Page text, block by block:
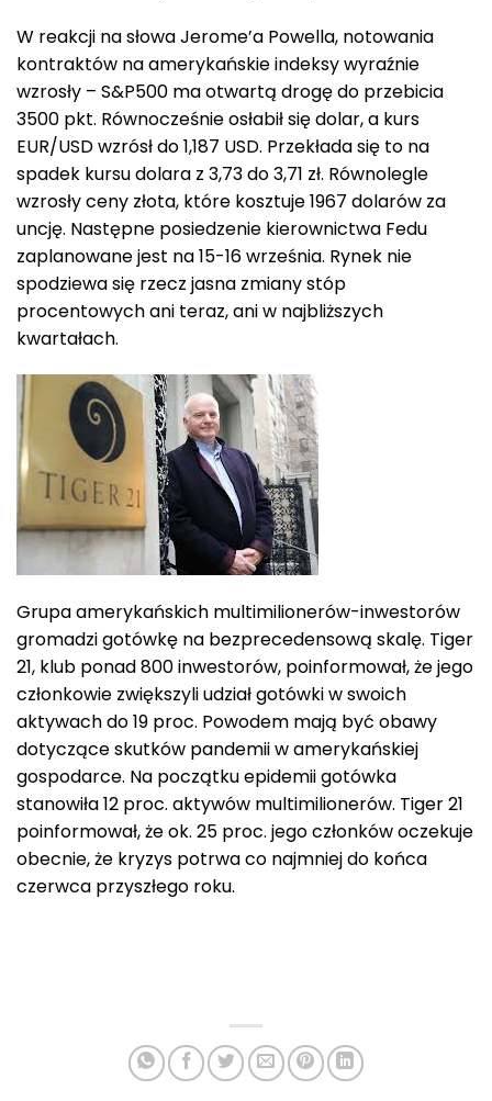
W reakcji na słowa Jerome’a Powella, notowania
kontraktów na amerykańskie indeksy wyraźnie
wzrosły – S&P500 ma otwartą drogę do przebicia
3500 pkt. Równocześnie osłabił się dolar, a kurs
EUR/USD wzrósł do 1,187 USD. Przekłada się to na
spadek kursu dolara z 3,73 do 3,71 zł. Równolegle
wzrosły ceny złota, które kosztuje 1967 dolarów za
uncję. Następne posiedzenie kierownictwa Fedu
zaplanowane jest na 15-16 września. Rynek nie
spodziewa się rzecz jasna zmiany stóp
procentowych ani teraz, ani w najbliższych
kwartałach.
Grupa amerykańskich multimilionerów-inwestorów
gromadzi gotówkę na bezprecedensową skalę. Tiger
21, klub ponad 800 inwestorów, poinformował, że jego
członkowie zwiększyli udział gotówki w swoich
aktywach do 19 proc. Powodem mają być obawy
dotyczące skutków pandemii w amerykańskiej
gospodarce. Na początku epidemii gotówka
stanowiła 12 proc. aktywów multimilionerów. Tiger 21
poinformował, że ok. 25 proc. jego członków oczekuje
obecnie, że kryzys potrwa co najmniej do końca
czerwca przyszłego roku.